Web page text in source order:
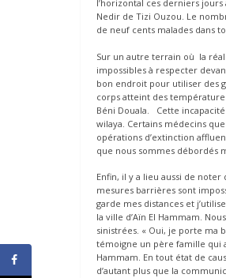
l’horizontal ces derniers
Nedir de Tizi Ouzou. Le
de neuf cents malades dans
Sur un autre terrain où la
impossibles à respecter
bon endroit pour utiliser des
corps atteint des
Béni Douala. Cette
wilaya. Certains médecins
opérations d’extinction
que nous sommes débordés
Enfin, il y a lieu aussi de
mesures barrières sont
garde mes distances et
la ville d’Aïn El Hammam.
sinistrées. « Oui, je porte ma
témoigne un père famille qui
Hammam. En tout état de
d’autant plus que la